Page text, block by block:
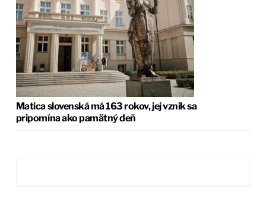
Matica slovenská má 163 rokov, jej vznik sa
pripomína ako pamätný deň